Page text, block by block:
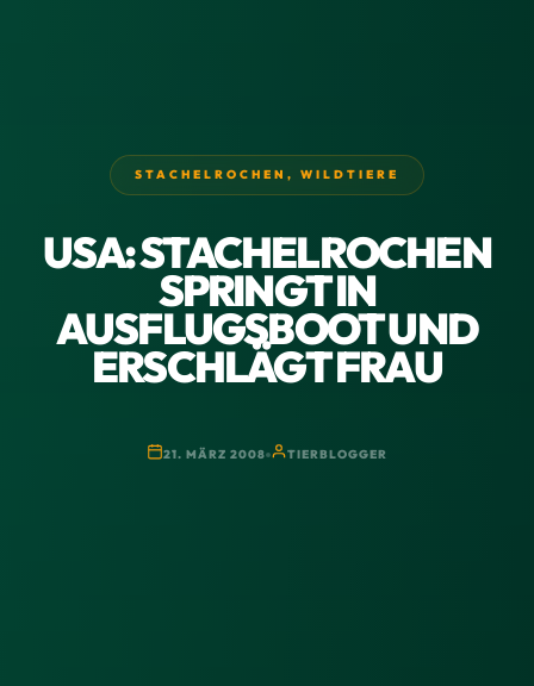
STACHELROCHEN , WILDTIERE
USA: STACHELROCHEN
SPRINGT IN
AUSFLUGSBOOT UND
ERSCHLÄGT FRAU
21. MÄRZ 2008 TIERBLOGGER